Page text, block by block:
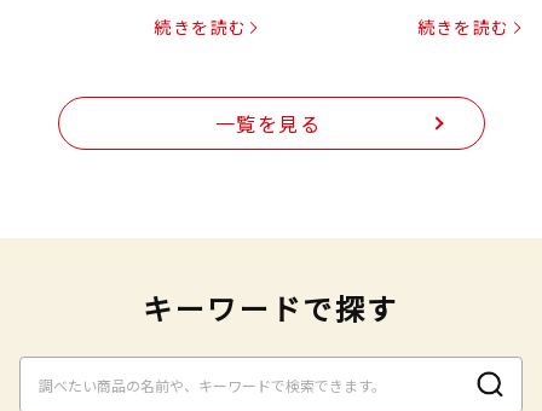
続きを読む 続きを読む
一覧を見る
キーワードで探す